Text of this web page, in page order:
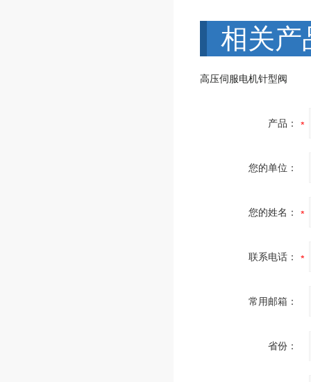
相关产
高压伺服电机针型阀
产品：
您的单位：
您的姓名：
联系电话：
常用邮箱：
省份：